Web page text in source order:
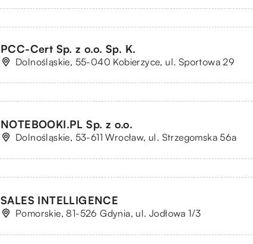
PCC-Cert Sp. z o.o. Sp. K.
Dolnośląskie, 55-040 Kobierzyce, ul. Sportowa 29
NOTEBOOKI.PL Sp. z o.o.
Dolnośląskie, 53-611 Wrocław, ul. Strzegomska 56a
SALES INTELLIGENCE
Pomorskie, 81-526 Gdynia, ul. Jodłowa 1/3